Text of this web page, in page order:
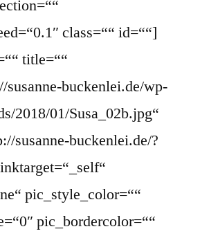
class=““ id=““]
title=““
susanne-buckenlei.de/wp-
2018/01/Susa_02b.jpg“
susanne-buckenlei.de/?
pic_style_color=““
pic_bordercolor=““